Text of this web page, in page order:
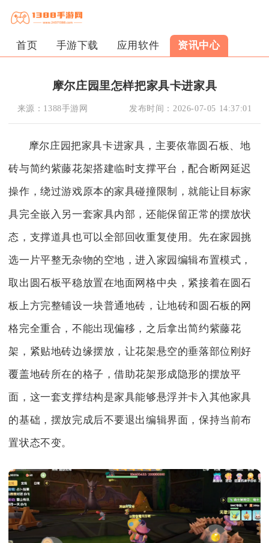
首页 手游下载 应用软件 资讯中心
摩尔庄园里怎样把家具卡进家具
来源： 1388手游网 发布时间： 2026-07-05 14:37:01
摩尔庄园把家具卡进家具，主要依靠圆石板、地
砖与简约紫藤花架搭建临时支撑平台，配合断网延迟
操作，绕过游戏原本的家具碰撞限制，就能让目标家
具完全嵌入另一套家具内部，还能保留正常的摆放状
态，支撑道具也可以全部回收重复使用。先在家园挑
选一片平整无杂物的空地，进入家园编辑布置模式，
取出圆石板平稳放置在地面网格中央，紧接着在圆石
板上方完整铺设一块普通地砖，让地砖和圆石板的网
格完全重合，不能出现偏移，之后拿出简约紫藤花
架，紧贴地砖边缘摆放，让花架悬空的垂落部位刚好
覆盖地砖所在的格子，借助花架形成隐形的摆放平
面，这一套支撑结构是家具能够悬浮并卡入其他家具
的基础，摆放完成后不要退出编辑界面，保持当前布
置状态不变。